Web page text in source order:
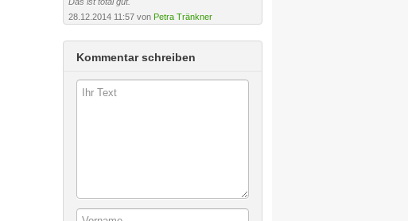
28.12.2014 11:57 von Petra Tränkner
Kommentar schreiben